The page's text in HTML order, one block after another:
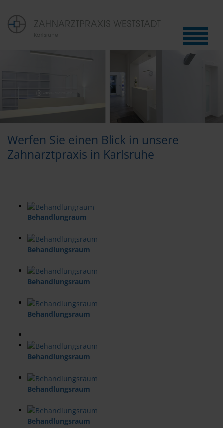
Werfen Sie einen Blick in unsere
Zahnarztpraxis in Karlsruhe
Behandlungraum
Behandlungsraum
Behandlungsraum
Behandlungsraum
Behandlungsraum
Behandlungsraum
Behandlungsraum